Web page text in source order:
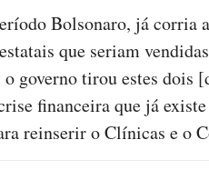
Bolsonaro, já corria
que seriam
o governo tirou estes dois
financeira que já
reinserir o Clínicas e o